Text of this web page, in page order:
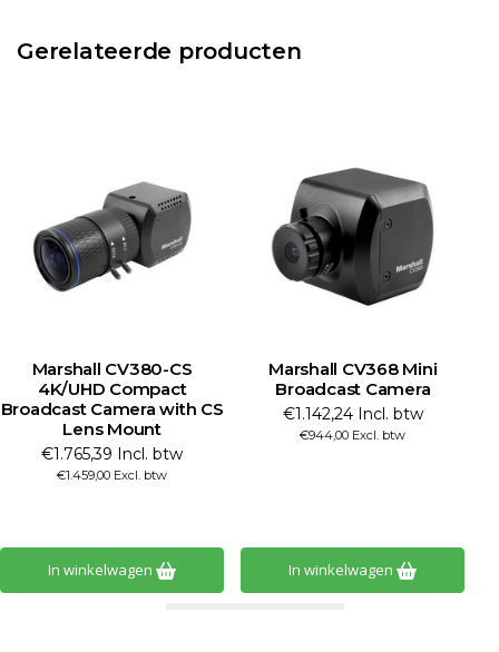
Gerelateerde producten
Marshall CV380-CS
4K/UHD Compact
Broadcast Camera with CS
Lens Mount
€1.765,39 Incl. btw
€1.459,00 Excl. btw
In winkelwagen
Marshall CV368 Mini
Broadcast Camera
€1.142,24 Incl. btw
€944,00 Excl. btw
In winkelwagen